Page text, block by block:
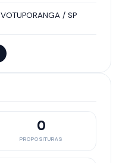
VOTUPORANGA / SP
0
PROPOSITURAS